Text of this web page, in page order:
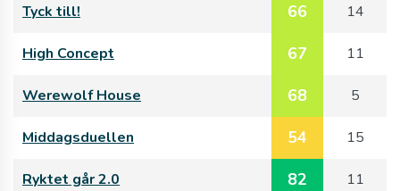
Tyck till! 66 14
High Concept 67 11
Werewolf House 68 5
Middagsduellen 54 15
Ryktet går 2.0 82 11